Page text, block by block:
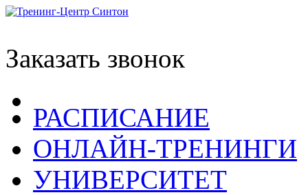
Заказать звонок
РАСПИСАНИЕ
ОНЛАЙН-ТРЕНИНГИ
УНИВЕРСИТЕТ